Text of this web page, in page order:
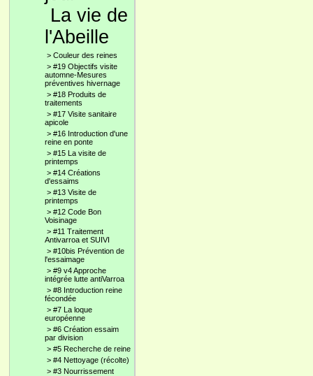
La vie de
l'Abeille
> Couleur des reines
> #19 Objectifs visite
automne-Mesures
préventives hivernage
> #18 Produits de
traitements
> #17 Visite sanitaire
apicole
> #16 Introduction d'une
reine en ponte
> #15 La visite de
printemps
> #14 Créations
d'essaims
> #13 Visite de
printemps
> #12 Code Bon
Voisinage
> #11 Traitement
Antivarroa et SUIVI
> #10bis Prévention de
l'essaimage
> #9 v4 Approche
intégrée lutte antiVarroa
> #8 Introduction reine
fécondée
> #7 La loque
européenne
> #6 Création essaim
par division
> #5 Recherche de reine
> #4 Nettoyage (récolte)
> #3 Nourrissement